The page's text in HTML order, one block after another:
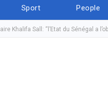
Sport People
Khalifa Sall: “l’Etat du Sénégal a